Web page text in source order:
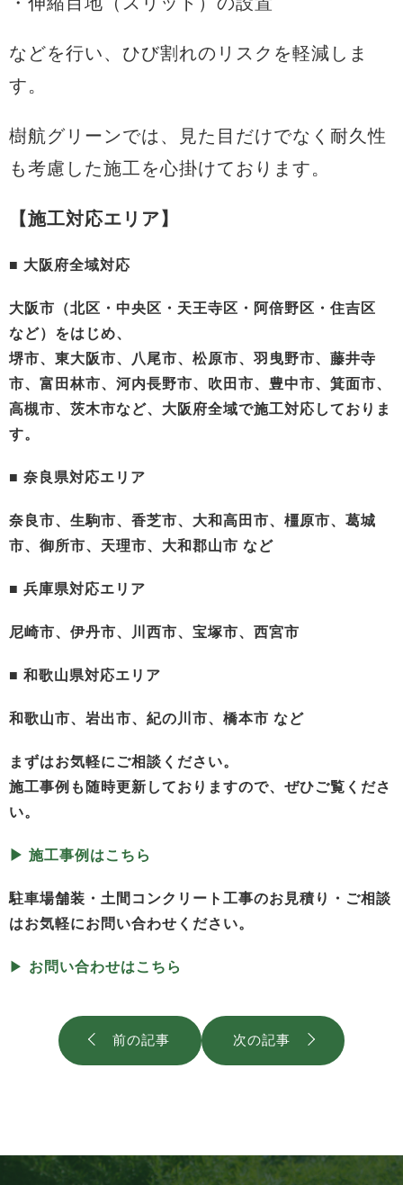
などを行い、ひび割れのリスクを軽減しま
す。
樹航グリーンでは、見た目だけでなく耐久性
も考慮した施工を心掛けております。
【施工対応エリア】
■ 大阪府全域対応
大阪市（北区・中央区・天王寺区・阿倍野区・住吉区
など）をはじめ、
堺市、東大阪市、八尾市、松原市、羽曳野市、藤井寺
市、富田林市、河内長野市、吹田市、豊中市、箕面市、
高槻市、茨木市など、大阪府全域で施工対応しておりま
す。
■ 奈良県対応エリア
奈良市、生駒市、香芝市、大和高田市、橿原市、葛城
市、御所市、天理市、大和郡山市 など
■ 兵庫県対応エリア
尼崎市、伊丹市、川西市、宝塚市、西宮市
■ 和歌山県対応エリア
和歌山市、岩出市、紀の川市、橋本市 など
まずはお気軽にご相談ください。
施工事例も随時更新しておりますので、ぜひご覧くださ
い。
▶︎ 施工事例はこちら
駐車場舗装・土間コンクリート工事のお見積り・ご相談
はお気軽にお問い合わせください。
▶︎ お問い合わせはこちら
前の記事 次の記事